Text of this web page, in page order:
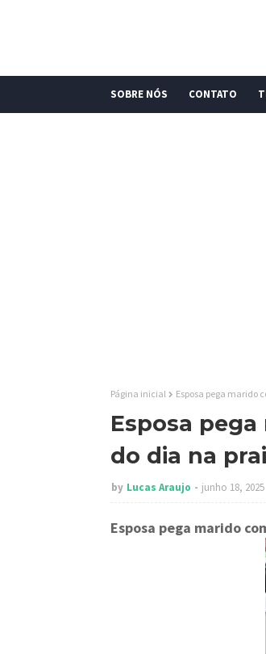
SOBRE NÓS CONTATO
Página inicial Esposa pega marido
Esposa
do dia na
by Lucas Araujo junho 18, 2025
Esposa pega marido